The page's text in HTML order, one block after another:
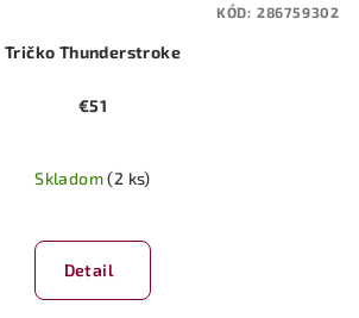
Tričko Thunderstroke
€51
Skladom(2 ks)
Detail
KÓD: 286759302